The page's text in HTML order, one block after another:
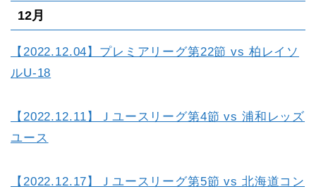
12月
【2022.12.04】プレミアリーグ第22節 vs 柏レイソ
ルU-18
【2022.12.11】Ｊユースリーグ第4節 vs 浦和レッズ
ユース
【2022.12.17】Ｊユースリーグ第5節 vs 北海道コン